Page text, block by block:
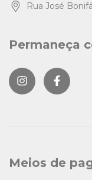
Rua José
Permaneça
Meios de